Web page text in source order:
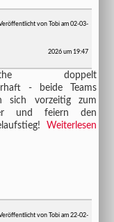
von Tobi am 02-03-
2026 um 19:47
doppelt
- beide Teams
sich vorzeitig zum
und feiern den
Weiterlesen
von Tobi am 22-02-